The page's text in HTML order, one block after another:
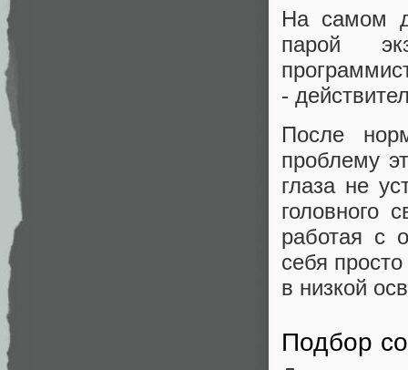
На самом
парой
-
После
проблему
глаза не
головного
работая с
себя
в низкой
Подбор